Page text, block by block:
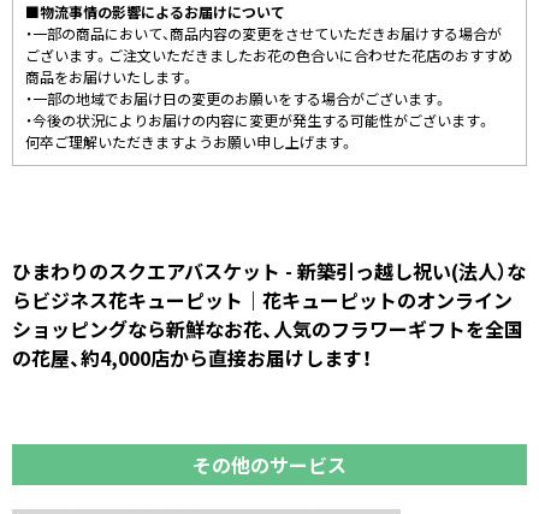
■物流事情の影響によるお届けについて
・一部の商品において、商品内容の変更をさせていただきお届けする場合が
ございます。ご注文いただきましたお花の色合いに合わせた花店のおすすめ
商品をお届けいたします。
・一部の地域でお届け日の変更のお願いをする場合がございます。
・今後の状況によりお届けの内容に変更が発生する可能性がございます。
何卒ご理解いただきますようお願い申し上げます。
ひまわりのスクエアバスケット - 新築引っ越し祝い(法人）な
らビジネス花キューピット｜花キューピットのオンライン
ショッピングなら新鮮なお花、人気のフラワーギフトを全国
の花屋、約4,000店から直接お届けします！
その他のサービス